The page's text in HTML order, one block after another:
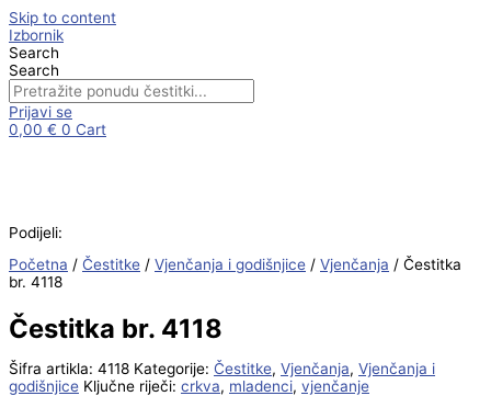
Skip to content
Izbornik
Search
Search
Prijavi se
0,00 € 0 Cart
Podijeli:
Početna / Čestitke / Vjenčanja i godišnjice / Vjenčanja / Čestitka
br. 4118
Čestitka br. 4118
Šifra artikla: 4118 Kategorije: Čestitke, Vjenčanja, Vjenčanja i
godišnjice Ključne riječi: crkva, mladenci, vjenčanje